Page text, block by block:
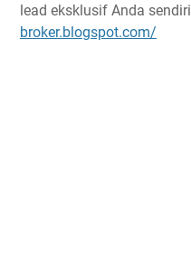
lead eksklusif Anda sendiri
broker.blogspot.com/